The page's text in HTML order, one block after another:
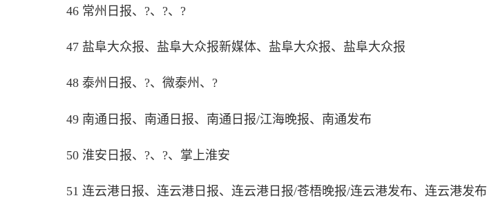
46 常州日报、?、?、?
47 盐阜大众报、盐阜大众报新媒体、盐阜大众报、盐阜大众报
48 泰州日报、?、微泰州、?
49 南通日报、南通日报、南通日报/江海晚报、南通发布
50 淮安日报、?、?、掌上淮安
51 连云港日报、连云港日报、连云港日报/苍梧晚报/连云港发布、连云港发布